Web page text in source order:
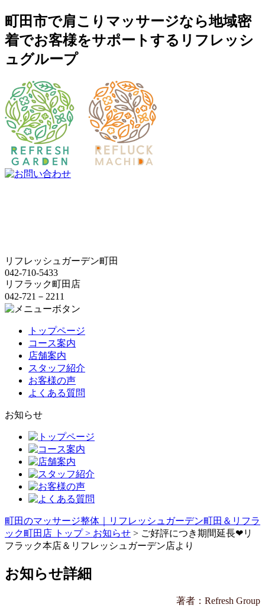
町田市で肩こりマッサージなら地域密
着でお客様をサポートするリフレッシ
ュグループ
リフレッシュガーデン町田
042-710-5433
リフラック町田店
042-721－2211
トップページ
コース案内
店舗案内
スタッフ紹介
お客様の声
よくある質問
お知らせ
町田のマッサージ整体｜リフレッシュガーデン町田＆リフラ
ック町田店 トップ > お知らせ > ご好評につき期間延長❤リ
フラック本店＆リフレッシュガーデン店より
お知らせ詳細
著者：Refresh Group